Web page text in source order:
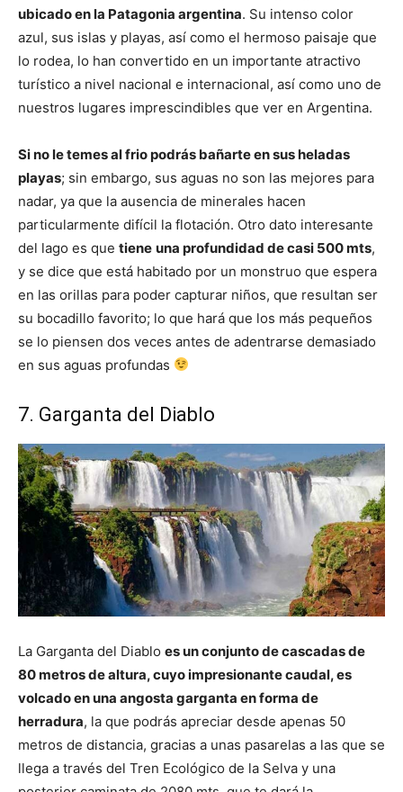
ubicado en la Patagonia argentina. Su intenso color
azul, sus islas y playas, así como el hermoso paisaje que
lo rodea, lo han convertido en un importante atractivo
turístico a nivel nacional e internacional, así como uno de
nuestros lugares imprescindibles que ver en Argentina.
Si no le temes al frio podrás bañarte en sus heladas
playas; sin embargo, sus aguas no son las mejores para
nadar, ya que la ausencia de minerales hacen
particularmente difícil la flotación. Otro dato interesante
del lago es que tiene una profundidad de casi 500 mts,
y se dice que está habitado por un monstruo que espera
en las orillas para poder capturar niños, que resultan ser
su bocadillo favorito; lo que hará que los más pequeños
se lo piensen dos veces antes de adentrarse demasiado
en sus aguas profundas
7. Garganta del Diablo
La Garganta del Diablo es un conjunto de cascadas de
80 metros de altura, cuyo impresionante caudal, es
volcado en una angosta garganta en forma de
herradura, la que podrás apreciar desde apenas 50
metros de distancia, gracias a unas pasarelas a las que se
llega a través del Tren Ecológico de la Selva y una